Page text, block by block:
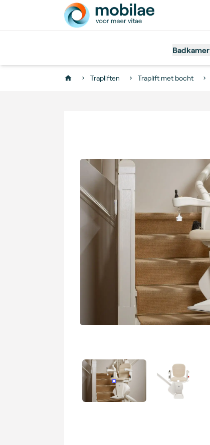
Badkamer
Home Trapliften Traplift met bocht